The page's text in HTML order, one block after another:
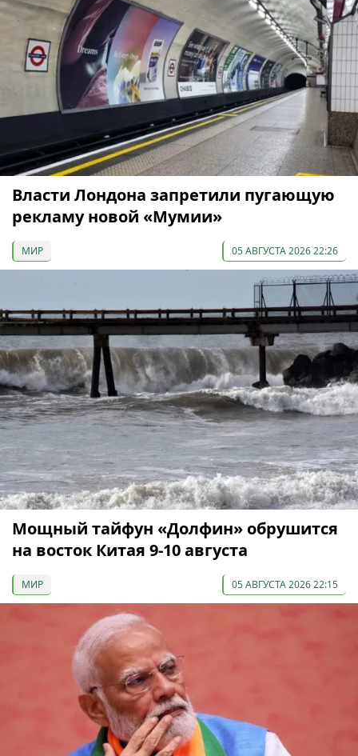
Власти Лондона запретили пугающую
рекламу новой «Мумии»
МИР 05 АВГУСТА 2026 22:26
Мощный тайфун «Долфин» обрушится
на восток Китая 9-10 августа
МИР 05 АВГУСТА 2026 22:15